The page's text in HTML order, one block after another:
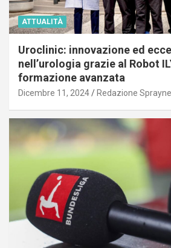
ATTUALITÀ
Uroclinic: innovazione ed
nell’urologia grazie al Robot
formazione avanzata
Dicembre 11, 2024 Redazione